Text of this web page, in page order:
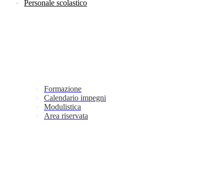
Personale scolastico
Formazione
Calendario impegni
Modulistica
Area riservata